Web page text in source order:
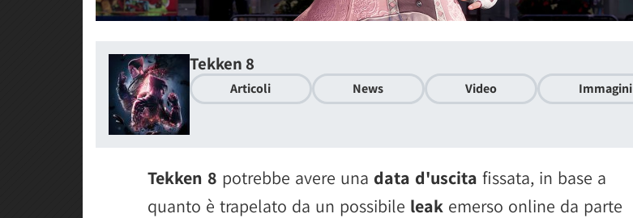
Tekken 8
Articoli News Video Immagini
Tekken 8 potrebbe avere una data d'uscita fissata, in base a
quanto è trapelato da un possibile leak emerso online da parte